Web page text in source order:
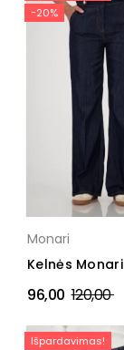
−20%
Monari
Kelnės Monari
96,00 Įprasta
120,00
Išpardavimas!